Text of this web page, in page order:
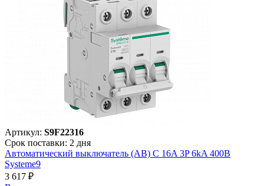
Артикул: S9F22316
Срок поставки: 2 дня
Автоматический выключатель (АВ) C 16A 3P 6kA 400В
Systeme9
3 617 ₽